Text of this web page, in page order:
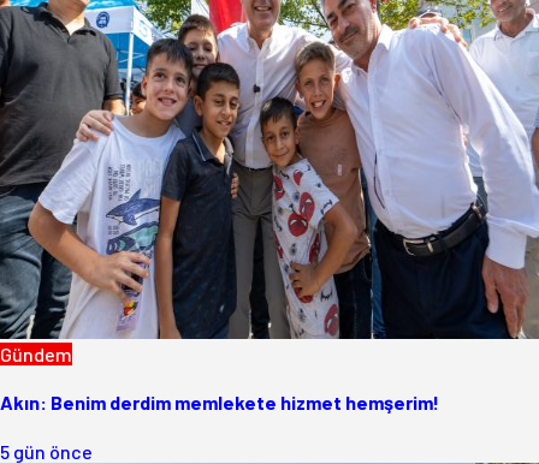
Gündem
Akın: Benim derdim memlekete hizmet hemşerim!
5 gün önce